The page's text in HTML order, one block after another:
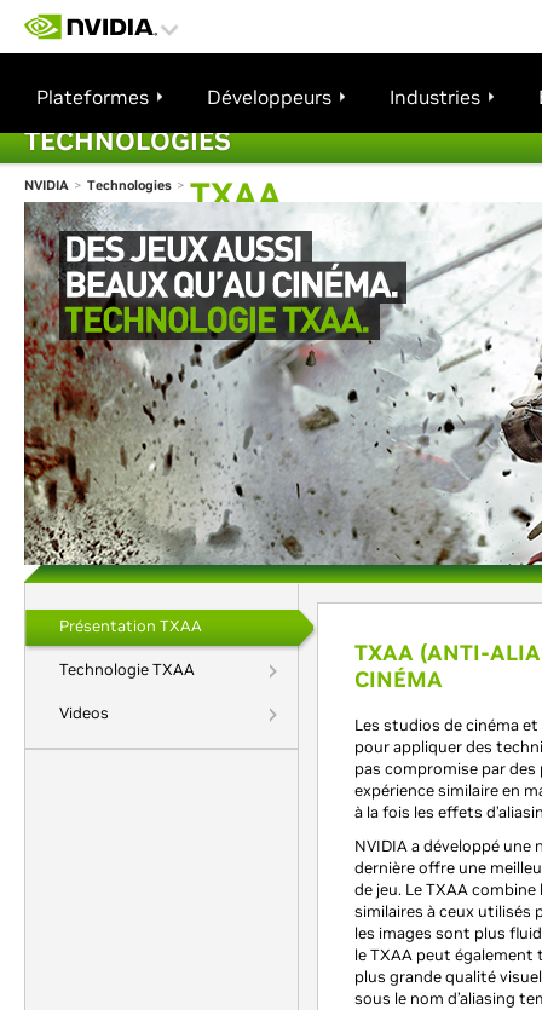
Plateformes Développeurs Industries
TECHNOLOGIES
NVIDIA > Technologies > TXAA
Présentation TXAA
Technologie TXAA
Videos
TXAA (ANTI-
CINÉMA
Les studios de cinéma
pour appliquer des
pas compromise par
expérience similaire en
à la fois les effets
NVIDIA a développé
dernière offre une
de jeu. Le TXAA
similaires à ceux utilisés
les images sont plus
le TXAA peut
plus grande qualité
sous le nom d’aliasing